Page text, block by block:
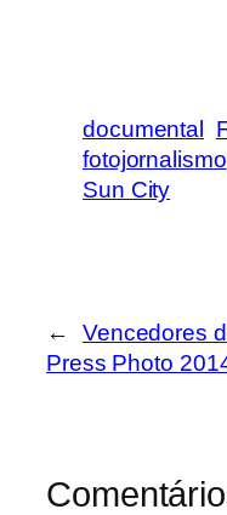
documental
fotojornalismo
Sun City
←
Vencedores
Press Photo